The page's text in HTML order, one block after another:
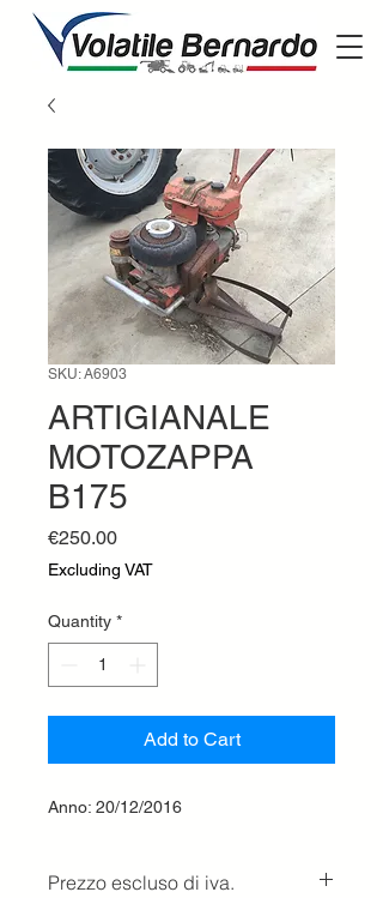
SKU: A6903
ARTIGIANALE
MOTOZAPPA
B175
€250.00Price
Excluding VAT
Quantity *
Add to Cart
Anno: 20/12/2016
Prezzo escluso di iva.